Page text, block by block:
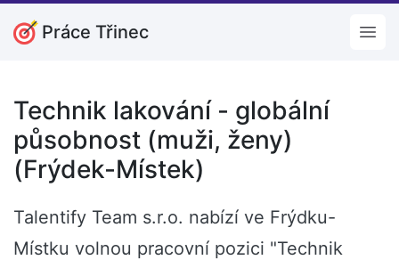
Práce Třinec
Technik lakování - globální
působnost (muži, ženy)
(Frýdek-Místek)
Talentify Team s.r.o. nabízí ve Frýdku-
Místku volnou pracovní pozici "Technik